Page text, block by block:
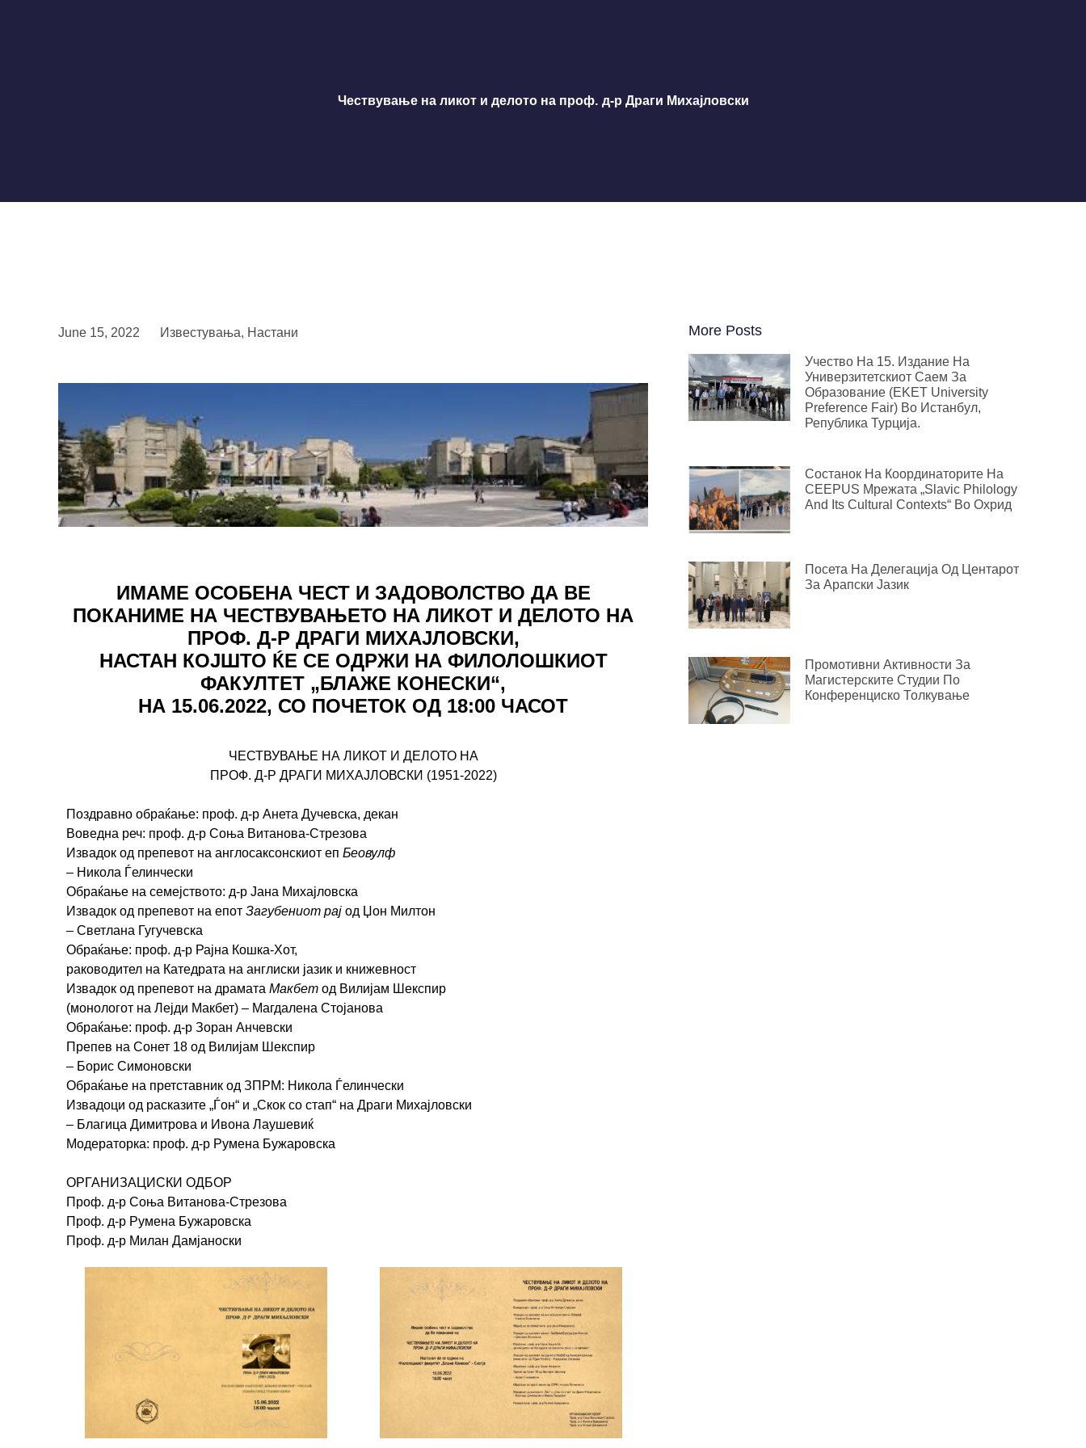
Чествување на ликот и делото на проф. д-р Драги Михајловски
June 15, 2022 Известувања, Настани
ИМАМЕ ОСОБЕНА ЧЕСТ И ЗАДОВОЛСТВО ДА ВЕ
ПОКАНИМЕ НА ЧЕСТВУВАЊЕТО НА ЛИКОТ И ДЕЛОТО НА
ПРОФ. Д-Р ДРАГИ МИХАЈЛОВСКИ,
НАСТАН КОЈШТО ЌЕ СЕ ОДРЖИ НА ФИЛОЛОШКИОТ
ФАКУЛТЕТ „БЛАЖЕ КОНЕСКИ“,
НА 15.06.2022, СО ПОЧЕТОК ОД 18:00 ЧАСОТ
ЧЕСТВУВАЊЕ НА ЛИКОТ И ДЕЛОТО НА
ПРОФ. Д-Р ДРАГИ МИХАЈЛОВСКИ (1951-2022)
Поздравно обраќање: проф. д-р Анета Дучевска, декан
Воведна реч: проф. д-р Соња Витанова-Стрезова
Извадок од препевот на англосаксонскиот еп Беовулф
– Никола Ѓелинчески
Обраќање на семејството: д-р Јана Михајловска
Извадок од препевот на епот Загубениот рај од Џон Милтон
– Светлана Гугучевска
Обраќање: проф. д-р Рајна Кошка-Хот,
раководител на Катедрата на англиски јазик и книжевност
Извадок од препевот на драмата Макбет од Вилијам Шекспир
(монологот на Лејди Макбет) – Магдалена Стојанова
Обраќање: проф. д-р Зоран Анчевски
Препев на Сонет 18 од Вилијам Шекспир
– Борис Симоновски
Обраќање на претставник од ЗПРМ: Никола Ѓелинчески
Извадоци од расказите „Ѓон“ и „Скок со стап“ на Драги Михајловски
– Благица Димитрова и Ивона Лаушевиќ
Модераторка: проф. д-р Румена Бужаровска
OРГАНИЗАЦИСКИ ОДБОР
Проф. д-р Соња Витанова-Стрезова
Проф. д-р Румена Бужаровска
Проф. д-р Милан Дамјаноски
More Posts
Учество На 15. Издание На
Универзитетскиот Саем За
Образование (EKET University
Preference Fair) Во Истанбул,
Република Турција.
Состанок На Координаторите На
CEEPUS Мрежата „Slavic Philology
And Its Cultural Contexts“ Во Охрид
Посета На Делегација Од Центарот
За Арапски Јазик
Промотивни Активности За
Магистерските Студии По
Конференциско Толкување